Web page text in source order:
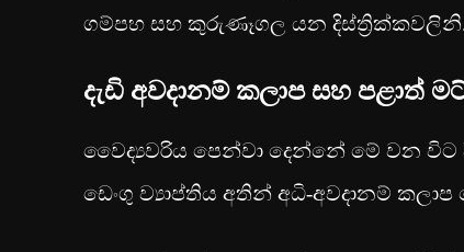
ගම්පහ සහ කුරුණෑගල යන
දැඩි අවදානම් කලාප සහ පළාත්
වෛද්‍යවරිය පෙන්වා දෙන්නේ මේ වන විට
ඩෙංගු ව්‍යාප්තිය අතින් අධි-අවදානම්